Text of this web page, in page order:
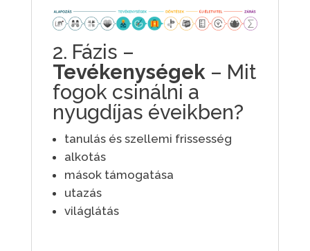
2. Fázis –
Tevékenységek– Mit
fogok csinálni a
nyugdíjas éveikben?
tanulás és szellemi frissesség
alkotás
mások támogatása
utazás
világlátás